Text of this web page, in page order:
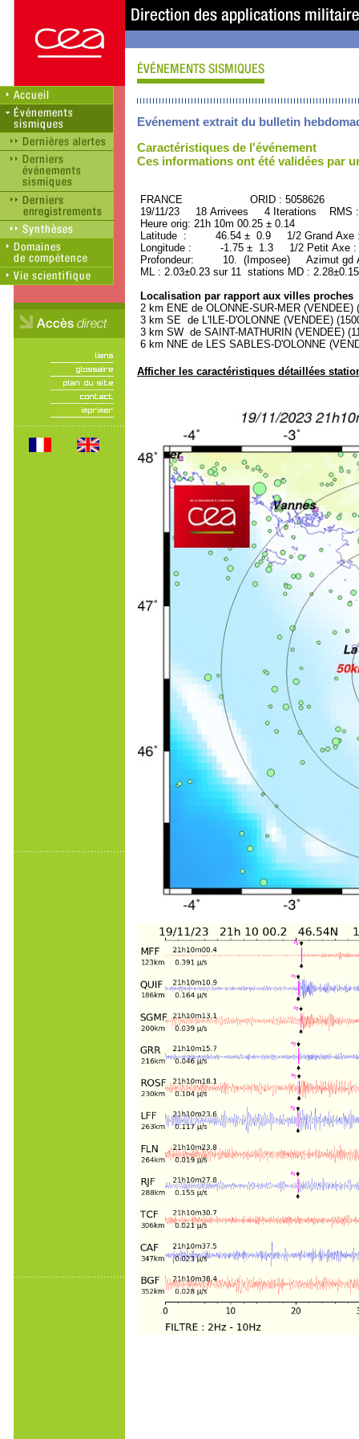
Evénement extrait du bulletin
Caractéristiques de l'événement
Ces informations ont été validées par
FRANCE ORID : 5058626
19/11/23 18 Arrivees 4 Iterations RMS
Heure orig: 21h 10m 00.25 ± 0.14
Latitude : 46.54 ± 0.9 1/2 Grand
Longitude : -1.75 ± 1.3 1/2 Petit Axe
Profondeur: 10. (Imposee) Azimut gd
ML : 2.03±0.23 sur 11 stations MD :
Localisation par rapport aux villes proches
2 km ENE de OLONNE-SUR-MER (VENDEE)
3 km SE de L'ILE-D'OLONNE (VENDEE)
3 km SW de SAINT-MATHURIN (VENDEE)
6 km NNE de LES SABLES-D'OLONNE
Afficher les caractéristiques détaillées